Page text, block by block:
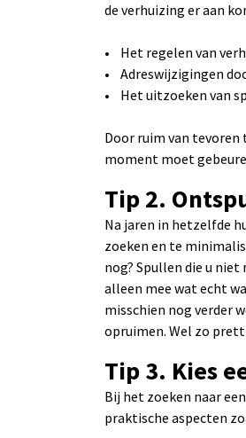
de verhuizing er aan
• Het regelen van
• Adreswijzigingen
• Het uitzoeken van
Door ruim van
moment moet
Tip 2.
Na jaren in hetzelfde
zoeken en te
nog? Spullen die u
alleen mee wat echt
misschien nog verder
opruimen. Wel zo
Tip 3. Kies
Bij het zoeken naar
praktische aspecten